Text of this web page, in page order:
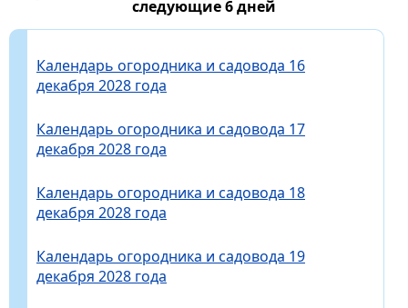
следующие 6 дней
Календарь огородника и садовода 16
декабря 2028 года
Календарь огородника и садовода 17
декабря 2028 года
Календарь огородника и садовода 18
декабря 2028 года
Календарь огородника и садовода 19
декабря 2028 года